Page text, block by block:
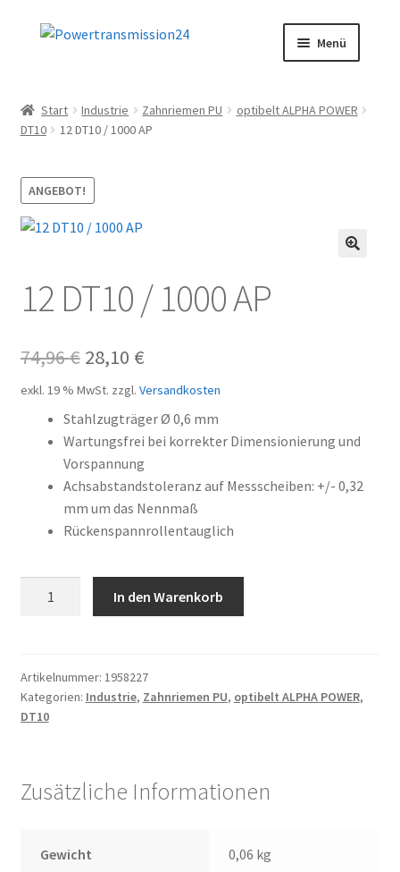
Zur
Zum
Menü
AGB
Blog
Datenschutz
Kontakt
Kundeninformationen
Mein Konto
Shop
Warenkorb
Zahlungsarten
Start Industrie Zahnriemen PU
optibelt ALPHA POWER
DT10
12 DT10 / 1000 AP
ANGEBOT!
12 DT10 / 1000 AP
74,96€ Ursprünglicher
Preis
war:
74,96 €
28,10 €Aktueller
Preis
ist:
28,10 €.
exkl. 19 % MwSt. zzgl. Versandkosten
Stahlzugträger Ø 0,6 mm
Wartungsfrei bei korrekter Dimensionierung und
Vorspannung
Achsabstandstoleranz auf Messscheiben: +/- 0,32
mm um das Nennmaß
Rückenspannrollentauglich
AP
Menge
In den Warenkorb
Artikelnummer: 1958227
Kategorien: Industrie, Zahnriemen PU, optibelt ALPHA POWER,
DT10
Zusätzliche Informationen
Gewicht 0,06 kg